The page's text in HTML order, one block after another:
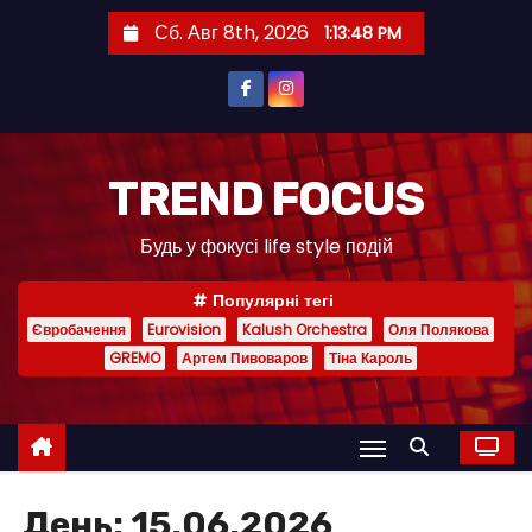
и
Сб. Авг 8th, 2026 1:13:48 PM
TREND FOCUS
Будь у фокусі life style подій
Популярні тегі
Євробачення Eurovision Kalush Orchestra
Оля Полякова
GREMO
Артем Пивоваров Тіна Кароль